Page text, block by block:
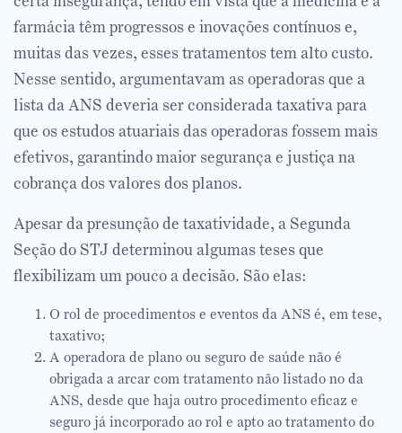
farmácia têm progressos e inovações contínuos e,
muitas das vezes, esses tratamentos tem alto custo.
Nesse sentido, argumentavam as operadoras que a
lista da ANS deveria ser considerada taxativa para
que os estudos atuariais das operadoras fossem mais
efetivos, garantindo maior segurança e justiça na
cobrança dos valores dos planos.
Apesar da presunção de taxatividade, a Segunda
Seção do STJ determinou algumas teses que
flexibilizam um pouco a decisão. São elas:
O rol de procedimentos e eventos da ANS é, em tese,
taxativo;
A operadora de plano ou seguro de saúde não é
obrigada a arcar com tratamento não listado no da
ANS, desde que haja outro procedimento eficaz e
seguro já incorporado ao rol e apto ao tratamento do